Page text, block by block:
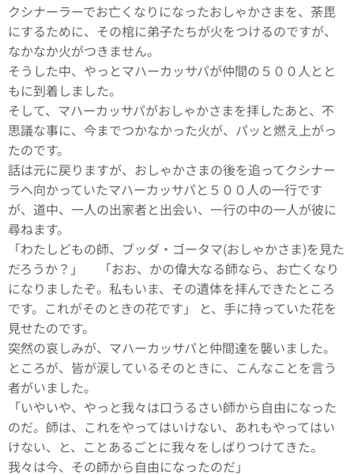
クシナーラーでお亡くなりになったおしゃかさまを、荼毘
にするために、その棺に弟子たちが火をつけるのですが、
なかなか火がつきません。
そうした中、やっとマハーカッサパが仲間の５００人とと
もに到着しました。
そして、マハーカッサパがおしゃかさまを拝したあと、不
思議な事に、今までつかなかった火が、パッと燃え上がっ
たのです。
話は元に戻りますが、おしゃかさまの後を追ってクシナー
ラへ向かっていたマハーカッサパと５００人の一行です
が、道中、一人の出家者と出会い、一行の中の一人が彼に
尋ねます。
「わたしどもの師、ブッダ・ゴータマ(おしゃかさま)を見た
だろうか？」 「おお、かの偉大なる師なら、お亡くなり
になりましたぞ。私もいま、その遺体を拝んできたところ
です。これがそのときの花です」 と、手に持っていた花を
見せたのです。
突然の哀しみが、マハーカッサパと仲間達を襲いました。
ところが、皆が涙しているそのときに、こんなことを言う
者がいました。
「いやいや、やっと我々は口うるさい師から自由になった
のだ。師は、これをやってはいけない、あれもやってはい
けない、と、ことあるごとに我々をしばりつけてきた。
我々は今、その師から自由になったのだ」